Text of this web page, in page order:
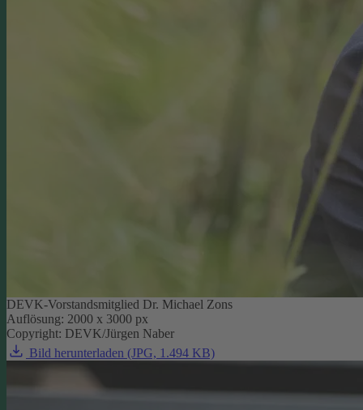
DEVK-Vorstandsmitglied Dr. Michael Zons
Auflösung: 2000 x 3000 px
Copyright: DEVK/Jürgen Naber
Bild herunterladen (JPG, 1.494 KB)